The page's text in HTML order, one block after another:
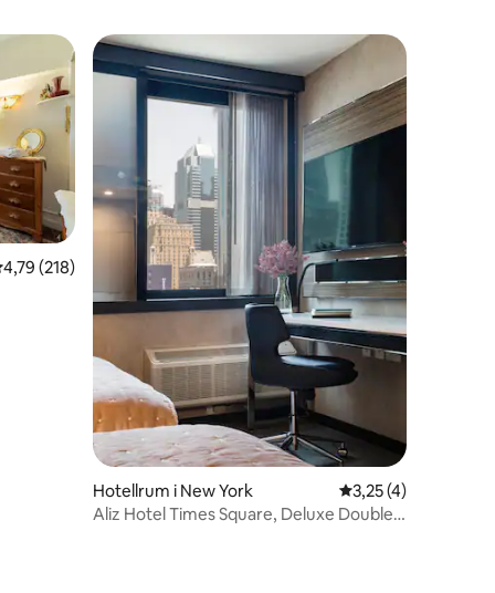
av 5 i genomsnittligt betyg, 218 omdömen
4,79 (218)
Hotellrum i New York 3,25 av 5 i
3,25 (4)
Aliz Hotel Times Square, Deluxe Double